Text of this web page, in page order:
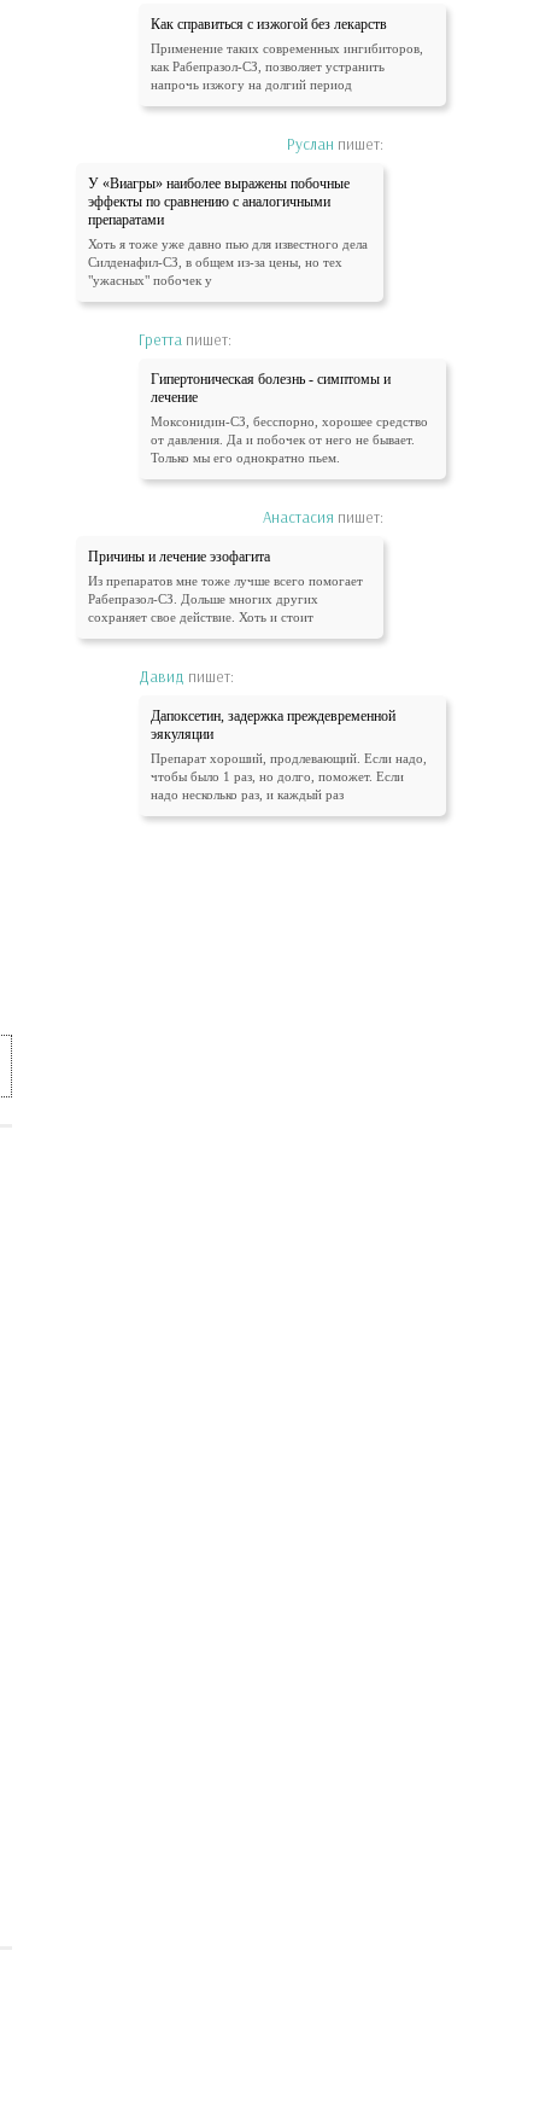
Как справиться с изжогой без лекарств
Применение таких современных ингибиторов,
как Рабепразол-СЗ, позволяет устранить
напрочь изжогу на долгий период
Руслан пишет:
У «Виагры» наиболее выражены побочные
эффекты по сравнению с аналогичными
препаратами
Хоть я тоже уже давно пью для известного дела
Силденафил-СЗ, в общем из-за цены, но тех
"ужасных" побочек у
Гретта пишет:
Гипертоническая болезнь - симптомы и
лечение
Моксонидин-СЗ, бесспорно, хорошее средство
от давления. Да и побочек от него не бывает.
Только мы его однократно пьем.
Анастасия пишет:
Причины и лечение эзофагита
Из препаратов мне тоже лучше всего помогает
Рабепразол-СЗ. Дольше многих других
сохраняет свое действие. Хоть и стоит
Давид пишет:
Дапоксетин, задержка преждевременной
эякуляции
Препарат хороший, продлевающий. Если надо,
чтобы было 1 раз, но долго, поможет. Если
надо несколько раз, и каждый раз